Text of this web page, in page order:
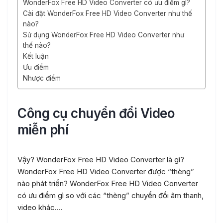
WonderFox Free HD Video Converter có ưu điểm gì?
Cài đặt WonderFox Free HD Video Converter như thế
nào?
Sử dụng WonderFox Free HD Video Converter như
thế nào?
Kết luận
Ưu điểm
Nhược điểm
Công cụ chuyển đổi Video
miễn phí
Vậy? WonderFox Free HD Video Converter là gì?
WonderFox Free HD Video Converter được “thèng”
nào phát triển? WonderFox Free HD Video Converter
có ưu điểm gì so với các “thèng” chuyển đổi âm thanh,
video khác….